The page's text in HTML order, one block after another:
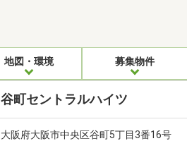
地図・環境 募集物件
谷町セントラルハイツ
大阪府大阪市中央区谷町5丁目3番16号